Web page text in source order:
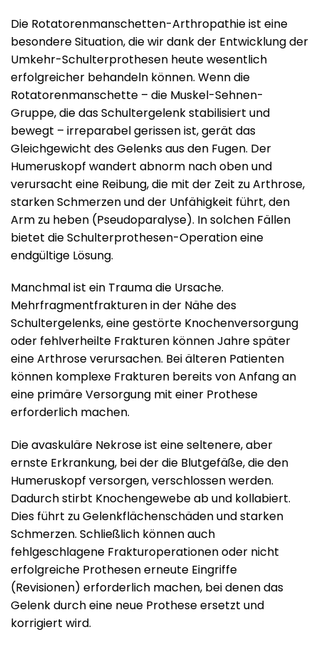
Die Rotatorenmanschetten-Arthropathie ist eine
besondere Situation, die wir dank der Entwicklung der
Umkehr-Schulterprothesen heute wesentlich
erfolgreicher behandeln können. Wenn die
Rotatorenmanschette – die Muskel-Sehnen-
Gruppe, die das Schultergelenk stabilisiert und
bewegt – irreparabel gerissen ist, gerät das
Gleichgewicht des Gelenks aus den Fugen. Der
Humeruskopf wandert abnorm nach oben und
verursacht eine Reibung, die mit der Zeit zu Arthrose,
starken Schmerzen und der Unfähigkeit führt, den
Arm zu heben (Pseudoparalyse). In solchen Fällen
bietet die Schulterprothesen-Operation eine
endgültige Lösung.
Manchmal ist ein Trauma die Ursache.
Mehrfragmentfrakturen in der Nähe des
Schultergelenks, eine gestörte Knochenversorgung
oder fehlverheilte Frakturen können Jahre später
eine Arthrose verursachen. Bei älteren Patienten
können komplexe Frakturen bereits von Anfang an
eine primäre Versorgung mit einer Prothese
erforderlich machen.
Die avaskuläre Nekrose ist eine seltenere, aber
ernste Erkrankung, bei der die Blutgefäße, die den
Humeruskopf versorgen, verschlossen werden.
Dadurch stirbt Knochengewebe ab und kollabiert.
Dies führt zu Gelenkflächenschäden und starken
Schmerzen. Schließlich können auch
fehlgeschlagene Frakturoperationen oder nicht
erfolgreiche Prothesen erneute Eingriffe
(Revisionen) erforderlich machen, bei denen das
Gelenk durch eine neue Prothese ersetzt und
korrigiert wird.